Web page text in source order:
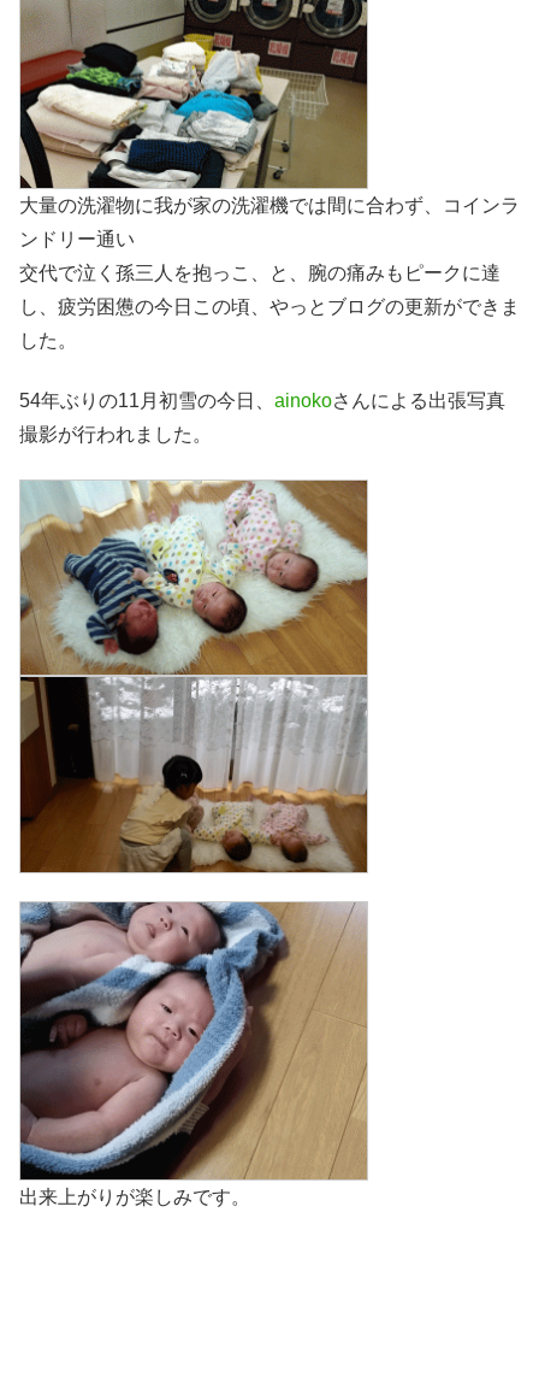
大量の洗濯物に我が家の洗濯機では間に合わず、コインラ
ンドリー通い
交代で泣く孫三人を抱っこ、と、腕の痛みもピークに達
し、疲労困憊の今日この頃、やっとブログの更新ができま
した。
54年ぶりの11月初雪の今日、 ainokoさんによる出張写真
撮影が行われました。
出来上がりが楽しみです。